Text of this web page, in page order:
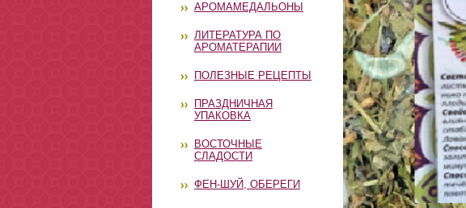
АРОМАМЕДАЛЬОНЫ
ЛИТЕРАТУРА ПО
АРОМАТЕРАПИИ
ПОЛЕЗНЫЕ РЕЦЕПТЫ
ПРАЗДНИЧНАЯ
УПАКОВКА
ВОСТОЧНЫЕ
СЛАДОСТИ
ФЕН-ШУЙ, ОБЕРЕГИ